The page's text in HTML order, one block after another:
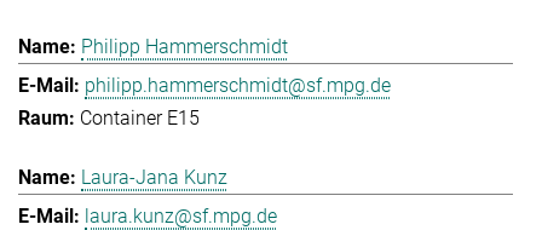
Philipp Hammerschmidt
philipp.hammerschmidt@sf.mpg.de
Container E15
Laura-Jana Kunz
laura.kunz@sf.mpg.de